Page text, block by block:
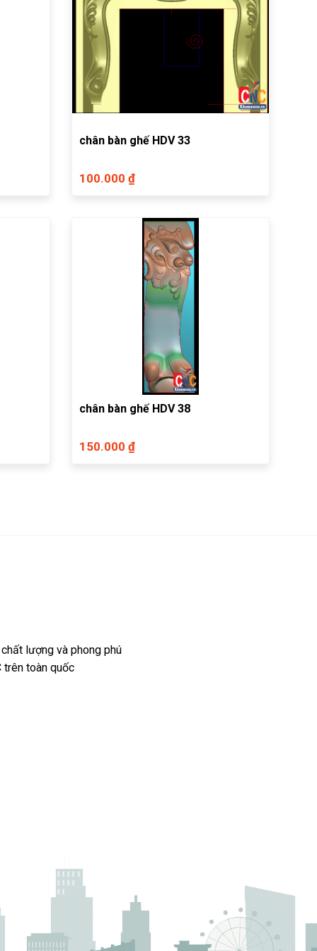
chân bàn ghế HDV 33
100.000 ₫
chân bàn ghế HDV 38
150.000 ₫
lượng và phong phú
trên toàn quốc